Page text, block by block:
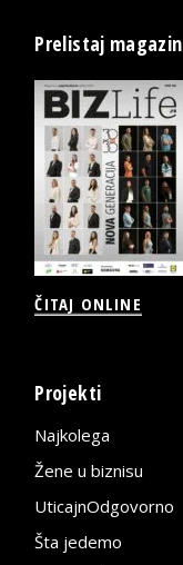
Prelistaj magazin
ČITAJ ONLINE
Projekti
Najkolega
Žene u biznisu
UticajnOdgovorno
Šta jedemo